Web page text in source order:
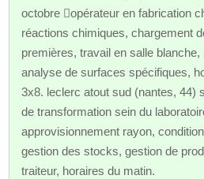
octobre opérateur en fabrication
réactions chimiques, chargement
premières, travail en salle blanche,
analyse de surfaces spécifiques,
3x8. leclerc atout sud (nantes, 44)
de transformation sein du
approvisionnement rayon,
gestion des stocks, gestion de
traiteur, horaires du matin.